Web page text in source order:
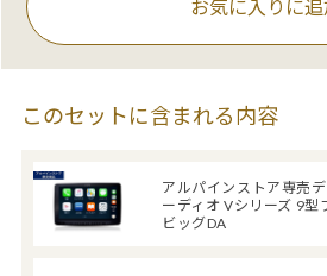
お気に入りに追
このセットに含まれる内容
アルパインストア専売
ーディオ Vシリーズ 9型
ビッグDA